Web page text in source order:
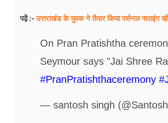
अन्य खबरें
पढ़ें :-उत्तराखंड के युवक ने तैयार किया पर्सनल फ्लाइंग
On Pran Pratishtha
Seymour says "Jai Shree
#PranPratishthaceremony
— santosh singh